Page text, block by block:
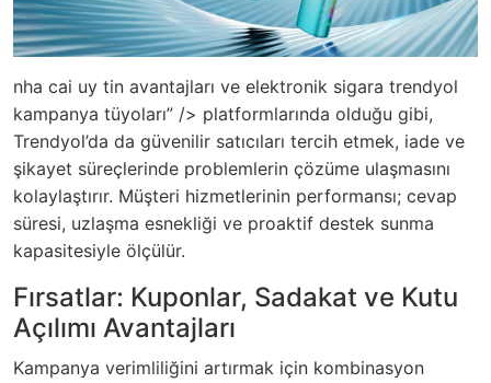
nha cai uy tin avantajları ve elektronik sigara trendyol
kampanya tüyoları” /> platformlarında olduğu gibi,
Trendyol’da da güvenilir satıcıları tercih etmek, iade ve
şikayet süreçlerinde problemlerin çözüme ulaşmasını
kolaylaştırır. Müşteri hizmetlerinin performansı; cevap
süresi, uzlaşma esnekliği ve proaktif destek sunma
kapasitesiyle ölçülür.
Fırsatlar: Kuponlar, Sadakat ve Kutu
Açılımı Avantajları
Kampanya verimliliğini artırmak için kombinasyon